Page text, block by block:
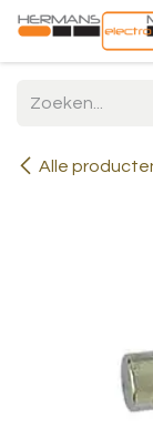
Overslaan naar
Alle